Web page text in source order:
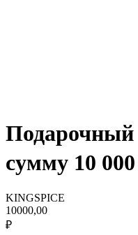
Подарочный
сумму 10
KINGSPICE
10000,00
₽